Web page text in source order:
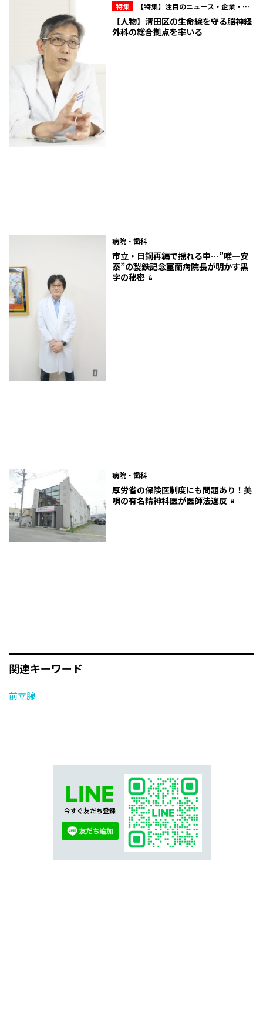
特集
【特集】注目のニュース・企業・人
物【人物】清田区の生命線を守る脳神経
外科の総合拠点を率いる
病院・歯科
市立・日鋼再編で揺れる中…”唯一安
泰”の製鉄記念室蘭病院長が明かす黒
字の秘密
病院・歯科
厚労省の保険医制度にも問題あり！美
唄の有名精神科医が医師法違反
関連キーワード
前立腺
今すぐ友だち登録